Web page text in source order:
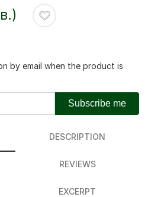
by email when the product is
Subscribe me
DESCRIPTION
REVIEWS
EXCERPT